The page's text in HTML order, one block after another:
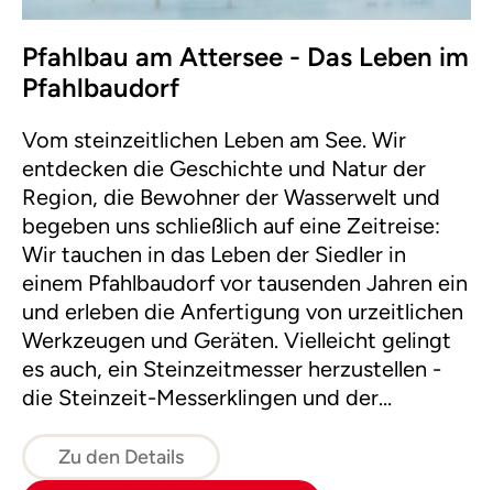
Pfahlbau am Attersee - Das Leben im
Pfahlbaudorf
Vom steinzeitlichen Leben am See. Wir
entdecken die Geschichte und Natur der
Region, die Bewohner der Wasserwelt und
begeben uns schließlich auf eine Zeitreise:
Wir tauchen in das Leben der Siedler in
einem Pfahlbaudorf vor tausenden Jahren ein
und erleben die Anfertigung von urzeitlichen
Werkzeugen und Geräten. Vielleicht gelingt
es auch, ein Steinzeitmesser herzustellen -
die Steinzeit-Messerklingen und der
Zu den Details